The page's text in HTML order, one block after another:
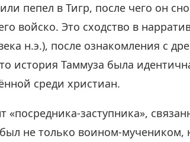
пепел в Тигр, после чего он
войско. Это сходство в
н.э.), после ознакомления с
история Таммуза была
среди христиан.
заступника»,
не только воином-мучеником,